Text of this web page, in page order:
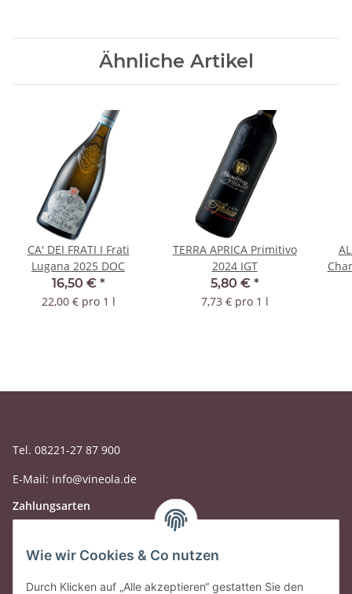
Ähnliche Artikel
CA' DEI FRATI I Frati
Lugana 2025 DOC
16,50 € *
22,00 € pro 1 l
TERRA APRICA Primitivo
2024 IGT
5,80 € *
7,73 € pro 1 l
Tel. 08221-27 87 900
E-Mail: info@vineola.de
Zahlungsarten
Wie wir Cookies & Co nutzen
Durch Klicken auf „Alle akzeptieren“ gestatten Sie den